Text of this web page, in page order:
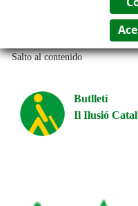
Salto al contenido
Butlletí
Il Ilusió